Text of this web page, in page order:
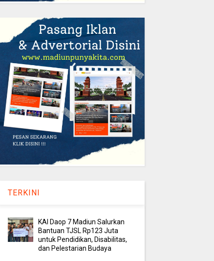
TERKINI
KAI Daop 7 Madiun Salurkan
Bantuan TJSL Rp123 Juta
untuk Pendidikan, Disabilitas,
dan Pelestarian Budaya